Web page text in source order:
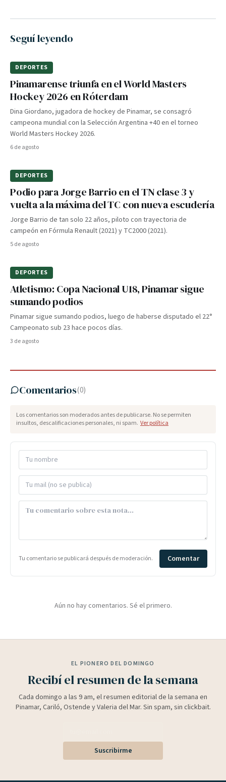
Seguí leyendo
DEPORTES
Pinamarense triunfa en el World Masters
Hockey 2026 en Róterdam
Dina Giordano, jugadora de hockey de Pinamar, se consagró
campeona mundial con la Selección Argentina +40 en el torneo
World Masters Hockey 2026.
6 de agosto
DEPORTES
Podio para Jorge Barrio en el TN clase 3 y
vuelta a la máxima del TC con nueva escudería
Jorge Barrio de tan solo 22 años, piloto con trayectoria de
campeón en Fórmula Renault (2021) y TC2000 (2021).
5 de agosto
DEPORTES
Atletismo: Copa Nacional U18, Pinamar sigue
sumando podios
Pinamar sigue sumando podios, luego de haberse disputado el 22°
Campeonato sub 23 hace pocos días.
3 de agosto
Comentarios(0)
Los comentarios son moderados antes de publicarse. No se permiten
insultos, descalificaciones personales, ni spam. Ver política
Tu comentario se publicará después de moderación. Comentar
Aún no hay comentarios. Sé el primero.
EL PIONERO DEL DOMINGO
Recibí el resumen de la semana
Cada domingo a las 9 am, el resumen editorial de la semana en
Pinamar, Cariló, Ostende y Valeria del Mar. Sin spam, sin clickbait.
Suscribirme